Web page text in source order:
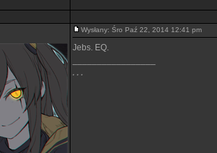
Wysłany: Śro Paź 22, 2014 12:41 pm
Jebs. EQ.
. . .